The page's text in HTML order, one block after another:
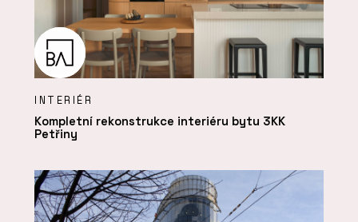
INTERIÉR
Kompletní rekonstrukce interiéru bytu 3KK
Petřiny